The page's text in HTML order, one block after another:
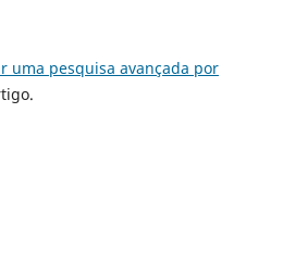
uma pesquisa avançada por